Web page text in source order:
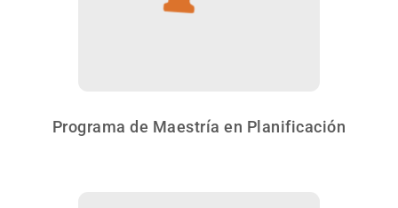
Programa de Maestría en Planificación